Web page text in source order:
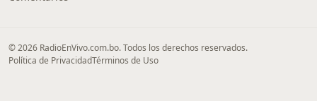
© 2026 RadioEnVivo.com.bo. Todos los derechos reservados.
Política de PrivacidadTérminos de Uso